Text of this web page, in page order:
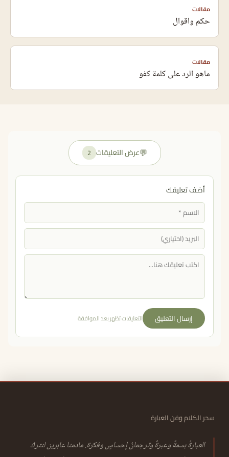
مقالات
حكم واقوال
مقالات
ماهو الرد على كلمة كفو
💬عرض التعليقات 2
أضف تعليقك
إرسال التعليق التعليقات تظهر بعد الموافقة
سحر الكلام وفن العبارة
العبارةُ بسمةٌ وعبرةٌ وترجمانُ إحساسٍ وفكرة. مادمنا عابرين لنتركَ